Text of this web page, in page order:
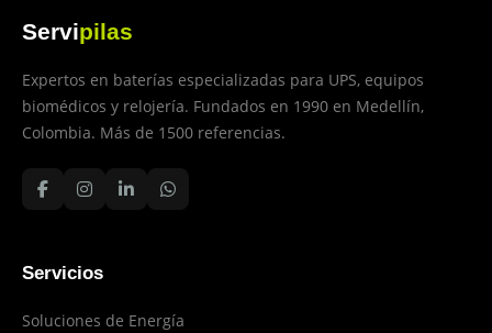
Servipilas
Expertos en baterías especializadas para UPS, equipos
biomédicos y relojería. Fundados en 1990 en Medellín,
Colombia. Más de 1500 referencias.
Servicios
Soluciones de Energía